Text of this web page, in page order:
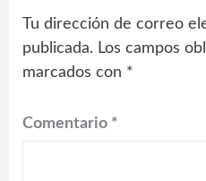
Tu dirección de correo
publicada. Los campos
marcados con *
Comentario *